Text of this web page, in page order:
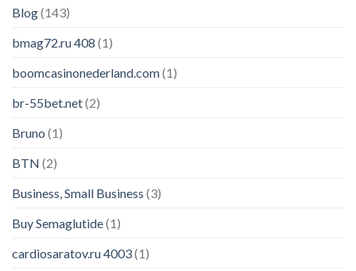
Blog(143)
bmag72.ru 408 (1)
boomcasinonederland.com(1)
br-55bet.net(2)
Bruno (1)
BTN (2)
Business, Small Business (3)
Buy Semaglutide(1)
cardiosaratov.ru 4003(1)